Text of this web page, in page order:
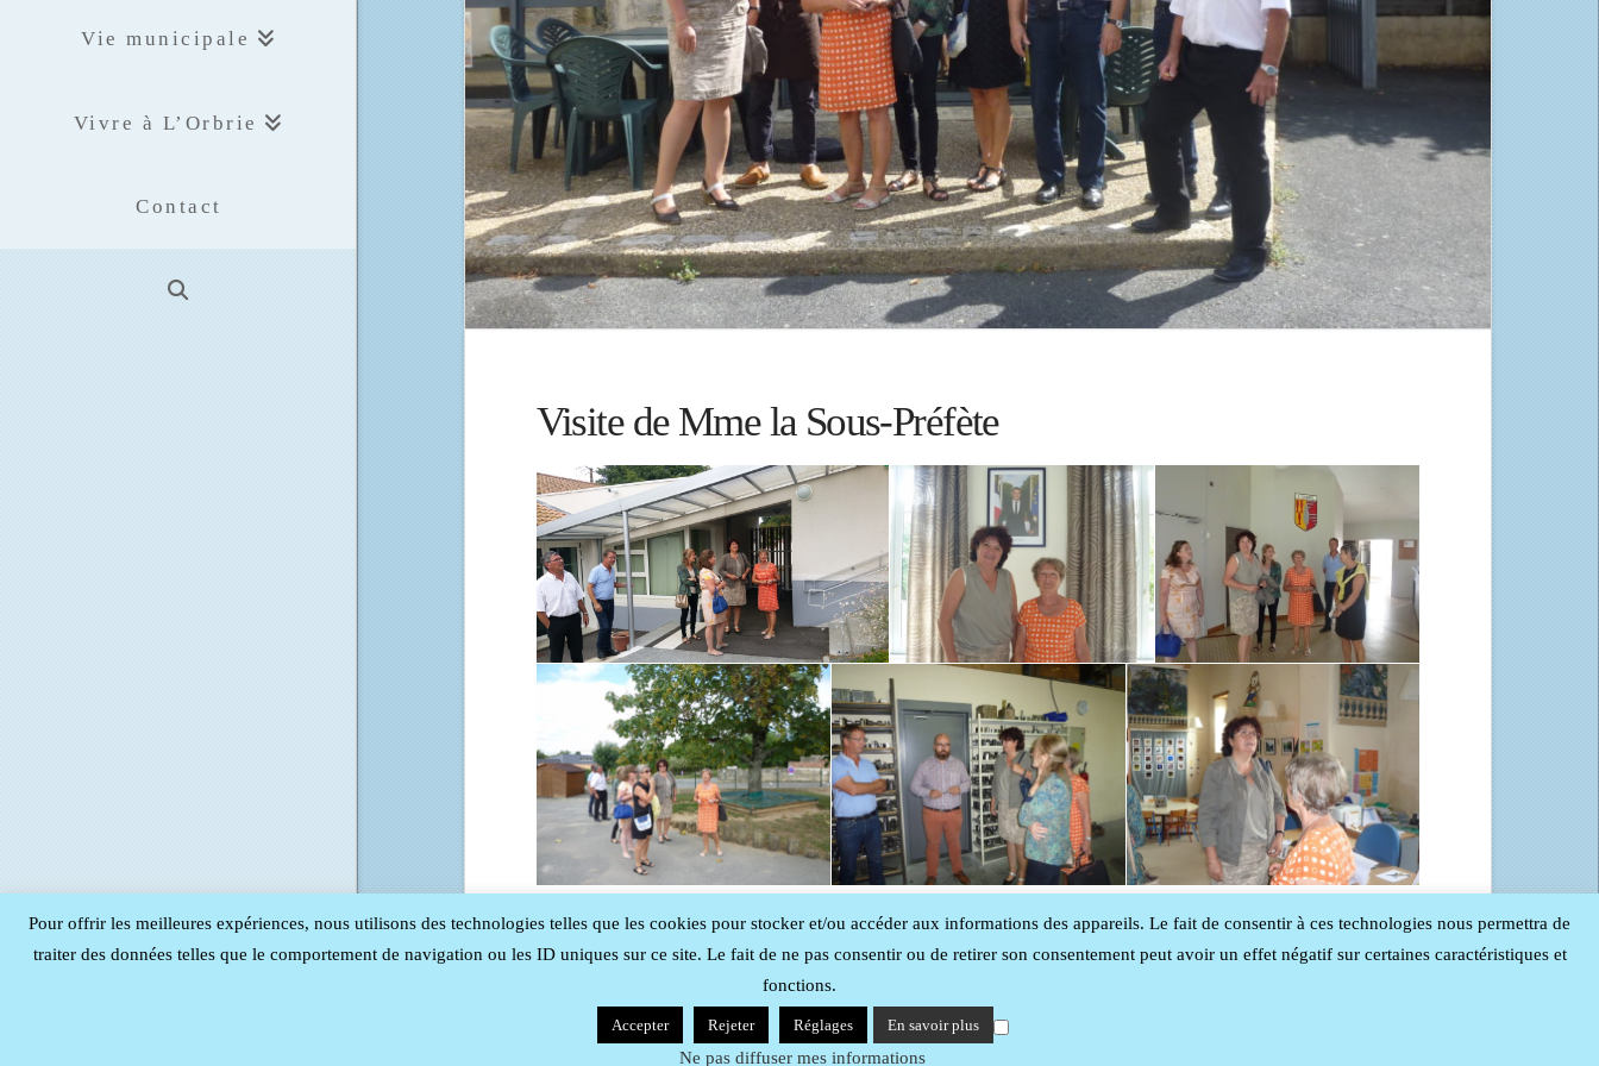
Vie municipale
Vivre à L’Orbrie
Contact
Visite de Mme la Sous-Préfète
Pour offrir les meilleures expériences, nous utilisons des technologies telles que les cookies pour stocker et/ou accéder aux informations des appareils. Le fait de consentir à ces technologies nous permettra de
traiter des données telles que le comportement de navigation ou les ID uniques sur ce site. Le fait de ne pas consentir ou de retirer son consentement peut avoir un effet négatif sur certaines caractéristiques et
fonctions.
Accepter Rejeter Réglages En savoir plus
Ne pas diffuser mes informations